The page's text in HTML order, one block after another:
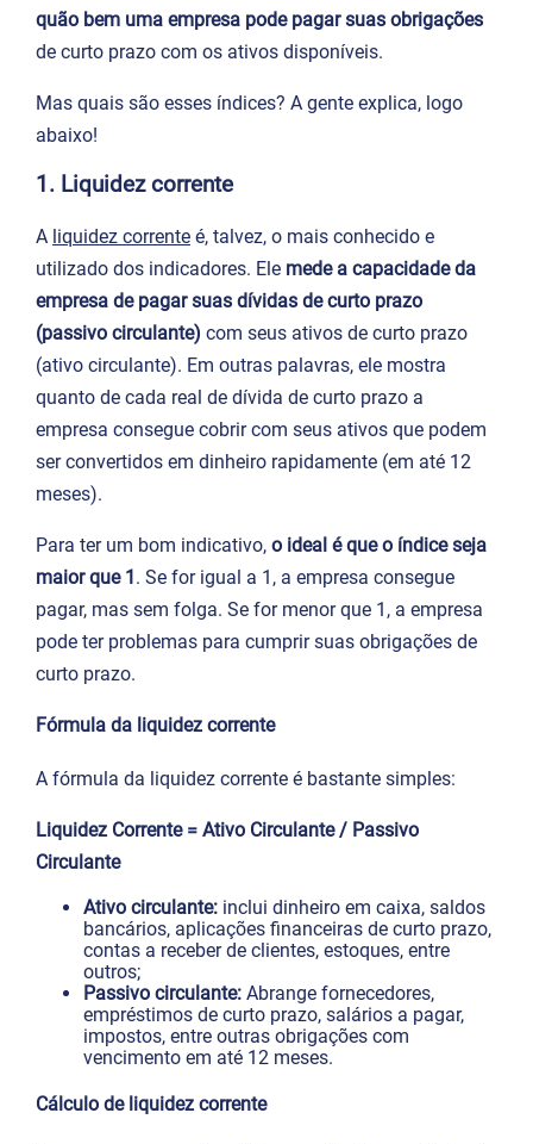
quão bem uma empresa pode pagar suas obrigações
de curto prazo com os ativos disponíveis.
Mas quais são esses índices? A gente explica, logo
abaixo!
1. Liquidez corrente
A liquidez corrente é, talvez, o mais conhecido e
utilizado dos indicadores. Ele mede a capacidade da
empresa de pagar suas dívidas de curto prazo
(passivo circulante) com seus ativos de curto prazo
(ativo circulante). Em outras palavras, ele mostra
quanto de cada real de dívida de curto prazo a
empresa consegue cobrir com seus ativos que podem
ser convertidos em dinheiro rapidamente (em até 12
meses).
Para ter um bom indicativo, o ideal é que o índice seja
maior que 1. Se for igual a 1, a empresa consegue
pagar, mas sem folga. Se for menor que 1, a empresa
pode ter problemas para cumprir suas obrigações de
curto prazo.
Fórmula da liquidez corrente
A fórmula da liquidez corrente é bastante simples:
Liquidez Corrente = Ativo Circulante​ / Passivo
Circulante
Ativo circulante: inclui dinheiro em caixa, saldos
bancários, aplicações financeiras de curto prazo,
contas a receber de clientes, estoques, entre
outros;
Passivo circulante: Abrange fornecedores,
empréstimos de curto prazo, salários a pagar,
impostos, entre outras obrigações com
vencimento em até 12 meses.
Cálculo de liquidez corrente